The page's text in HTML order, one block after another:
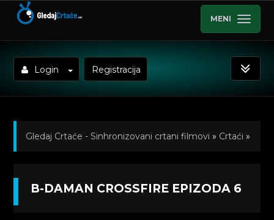
MENI
Login Registracija
Gledaj Crtaće - Sinhronizovani crtani filmovi » Crtaći »
B-DAMAN CROSSFIRE EPIZODA 6